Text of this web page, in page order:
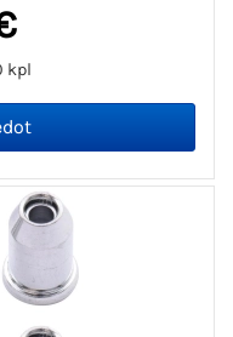
kpl